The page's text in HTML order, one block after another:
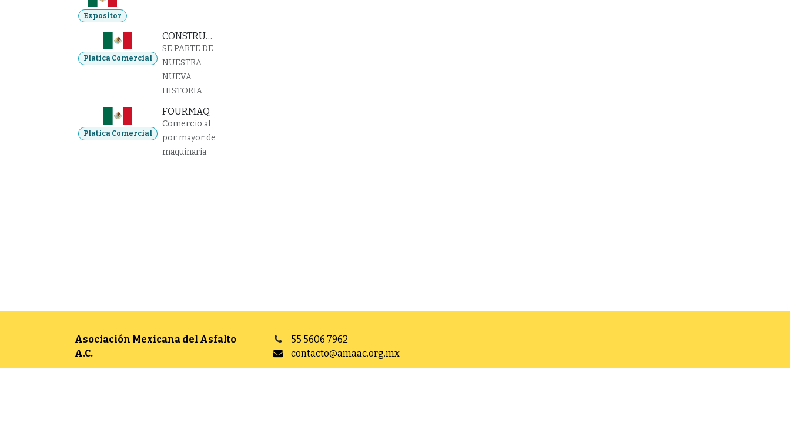
Expositor
Platica Comercial
CONSTRUMAC
SE PARTE DE
NUESTRA
NUEVA
HISTORIA
Platica Comercial
FOURMAQ
Comercio al
por mayor de
maquinaria
Asociación Mexicana del Asfalto
A.C.
55 5606 7962
contacto@amaac.org.mx